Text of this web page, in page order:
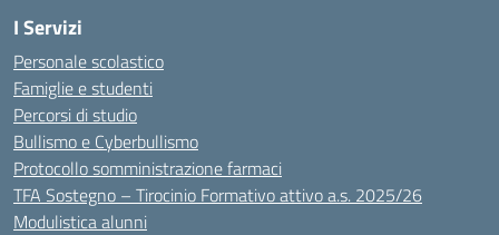
I Servizi
Personale scolastico
Famiglie e studenti
Percorsi di studio
Bullismo e Cyberbullismo
Protocollo somministrazione farmaci
TFA Sostegno – Tirocinio Formativo attivo a.s. 2025/26
Modulistica alunni